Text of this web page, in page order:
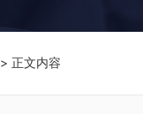
> 正文内容